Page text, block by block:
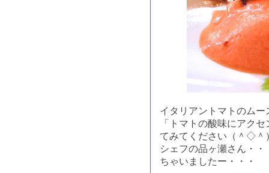
イタリアントマトのム
「トマトの酸味にアク
てみてください（＾◇＾
シェフの品ヶ瀬さん・
ちゃいましたー・・・